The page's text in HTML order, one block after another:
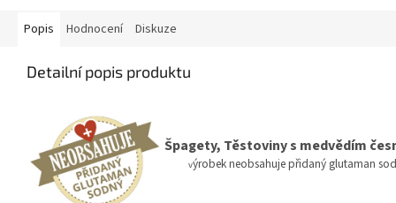
Popis Hodnocení Diskuze
Detailní popis produktu
Špagety, Těstoviny s medvědím
výrobek neobsahuje přidaný glutaman